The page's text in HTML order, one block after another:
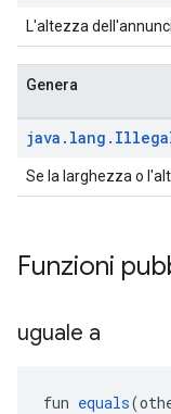
L'altezza
Genera
java . lang .
Se la larghezza o
Funzioni
uguale a
fun equals